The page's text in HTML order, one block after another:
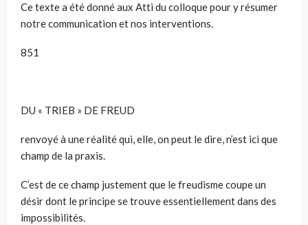
Ce texte a été donné aux Atti du colloque pour y résumer
notre communication et nos interventions.
851
DU « TRIEB » DE FREUD
renvoyé à une réalité qui, elle, on peut le dire, n’est ici que
champ de la praxis.
C’est de ce champ justement que le freudisme coupe un
désir dont le principe se trouve essentiellement dans des
impossibilités.